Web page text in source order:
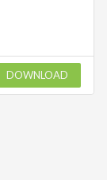
DOWNLOAD